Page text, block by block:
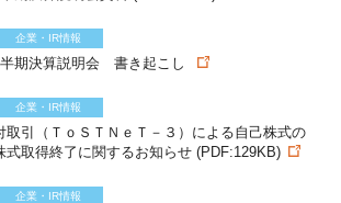
企業・IR情報
期決算説明会 書き起こし
企業・IR情報
取引（ＴｏＳＴＮｅＴ－３）による自己株式の
式取得終了に関するお知らせ (PDF:129KB)
企業・IR情報